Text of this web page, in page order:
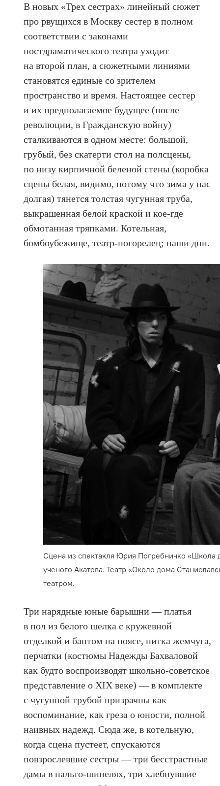
В новых «Трех сестрах» линейный сюжет
про рвущихся в Москву сестер в полном
соответствии с законами
постдраматического театра уходит
на второй план, а сюжетными линиями
становятся единые со зрителем
пространство и время. Настоящее сестер
и их предполагаемое будущее (после
революции, в Гражданскую войну)
сталкиваются в одном месте: большой,
грубый, без скатерти стол на полсцены,
по низу кирпичной беленой стены (коробка
сцены белая, видимо, потому что зима у нас
долгая) тянется толстая чугунная труба,
выкрашенная белой краской и кое-где
обмотанная тряпками. Котельная,
бомбоубежище, театр-погорелец; наши дни.
Сцена из спектакля Юрия Погребничко «Школа
ученого Акатова. Театр «Около дома
театром.
Три нарядные юные барышни — платья
в пол из белого шелка с кружевной
отделкой и бантом на поясе, нитка жемчуга,
перчатки (костюмы Надежды Бахваловой
как будто воспроизводят школьно-советское
представление о ХIХ веке) — в комплекте
с чугунной трубой призрачны как
воспоминание, как греза о юности, полной
наивных надежд. Сюда же, в котельную,
когда сцена пустеет, спускаются
повзрослевшие сестры — три бесстрастные
дамы в пальто-шинелях, три хлебнувшие